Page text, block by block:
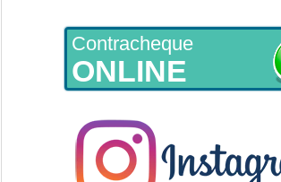
Contracheque
ONLINE